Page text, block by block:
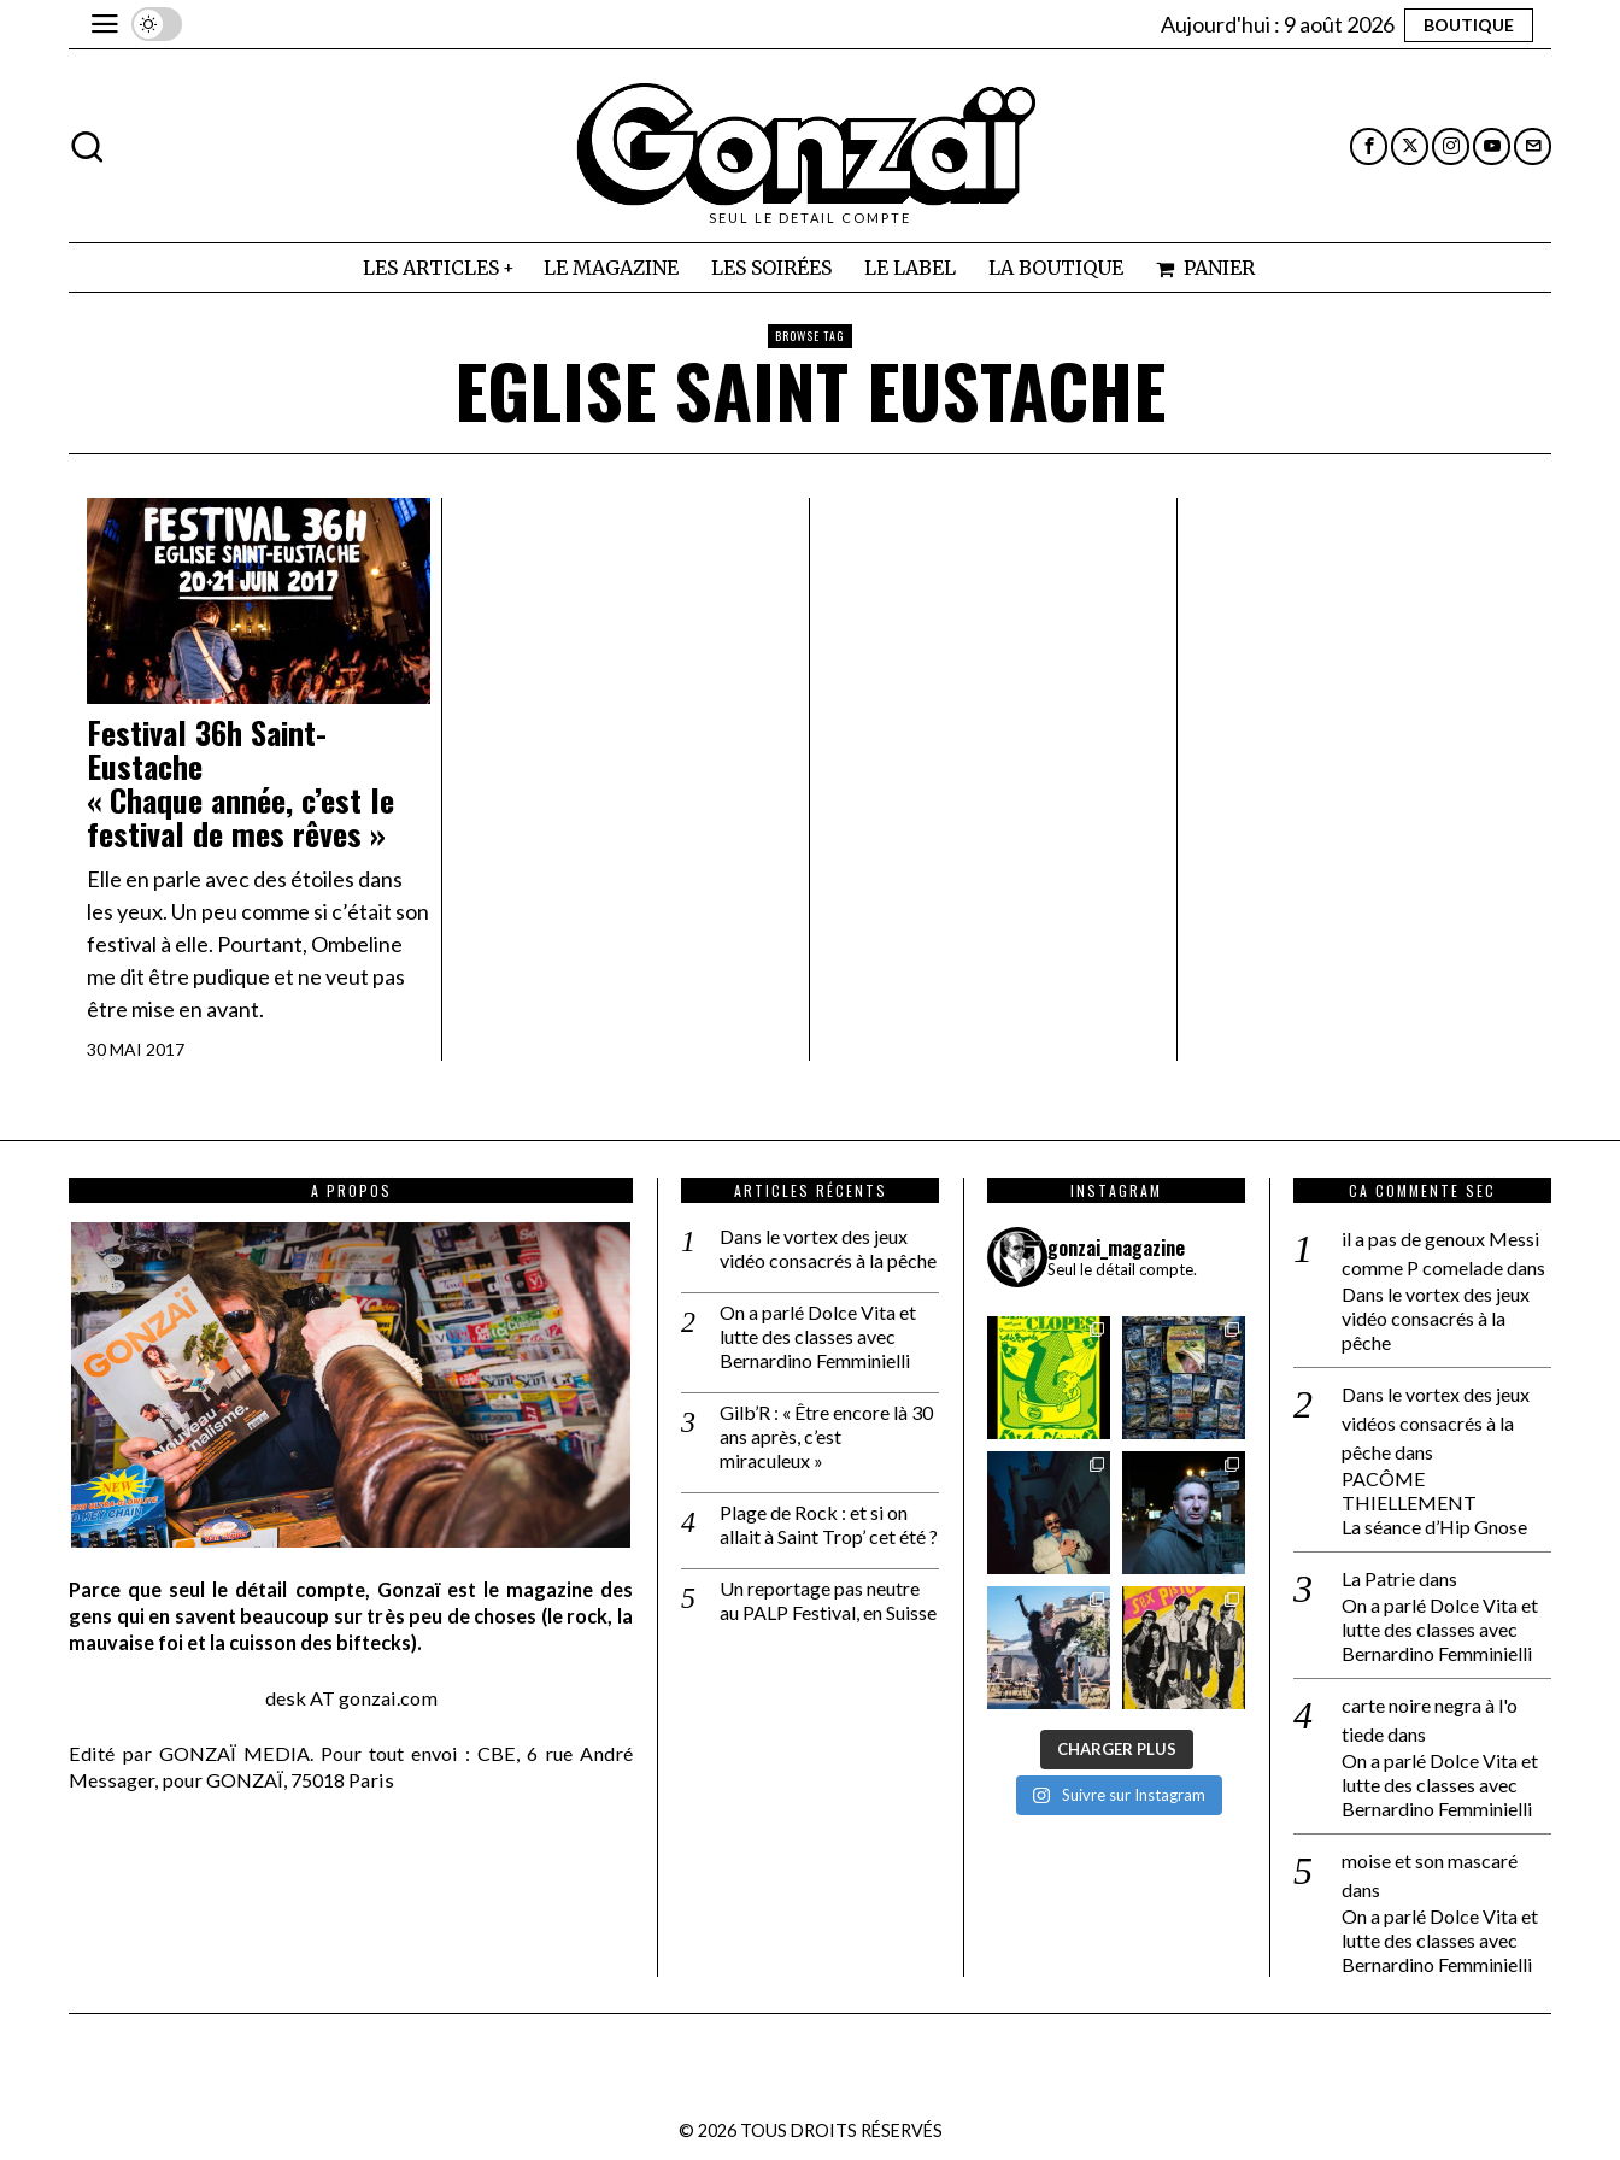
Aujourd'hui : 9 août 2026 BOUTIQUE
SEUL LE DETAIL COMPTE
LES ARTICLES LE MAGAZINE LES SOIRÉES LE LABEL LA BOUTIQUE PANIER
BROWSE TAG
EGLISE SAINT EUSTACHE
Festival 36h Saint-
Eustache
« Chaque année, c’est le
festival de mes rêves »
Elle en parle avec des étoiles dans
les yeux. Un peu comme si c’était son
festival à elle. Pourtant, Ombeline
me dit être pudique et ne veut pas
être mise en avant.
30 MAI 2017
A PROPOS
Parce que seul le détail compte, Gonzaï est le magazine des
gens qui en savent beaucoup sur très peu de choses (le rock, la
mauvaise foi et la cuisson des biftecks).
desk AT gonzai.com
Edité par GONZAÏ MEDIA. Pour tout envoi : CBE, 6 rue André
Messager, pour GONZAÏ, 75018 Paris
ARTICLES RÉCENTS
Dans le vortex des jeux
vidéo consacrés à la pêche
On a parlé Dolce Vita et
lutte des classes avec
Bernardino Femminielli
Gilb’R : « Être encore là 30
ans après, c’est
miraculeux »
Plage de Rock : et si on
allait à Saint Trop’ cet été ?
Un reportage pas neutre
au PALP Festival, en Suisse
INSTAGRAM
gonzai_magazine
Seul le détail compte.
CHARGER PLUS
Suivre sur Instagram
CA COMMENTE SEC
il a pas de genoux Messi
comme P comeladedans
Dans le vortex des jeux
vidéo consacrés à la
pêche
Dans le vortex des jeux
vidéos consacrés à la
pêchedans
PACÔME
THIELLEMENT
La séance d’Hip Gnose
La Patriedans
On a parlé Dolce Vita et
lutte des classes avec
Bernardino Femminielli
carte noire negra à l'o
tiededans
On a parlé Dolce Vita et
lutte des classes avec
Bernardino Femminielli
moise et son mascaré
dans
On a parlé Dolce Vita et
lutte des classes avec
Bernardino Femminielli
© 2026TOUS DROITS RÉSERVÉS